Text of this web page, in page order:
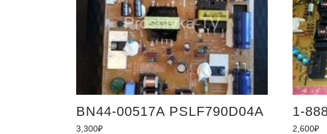
BN44-00517A PSLF790D04A
3,300₽
1-
2,600₽